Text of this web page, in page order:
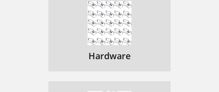
Hardware